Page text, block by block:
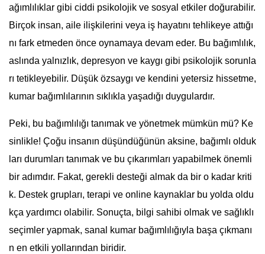
ağımlılıklar gibi ciddi psikolojik ve sosyal etkiler doğurabilir.
Birçok insan, aile ilişkilerini veya iş hayatını tehlikeye attığı
nı fark etmeden önce oynamaya devam eder. Bu bağımlılık,
aslında yalnızlık, depresyon ve kaygı gibi psikolojik sorunla
rı tetikleyebilir. Düşük özsaygı ve kendini yetersiz hissetme,
kumar bağımlılarının sıklıkla yaşadığı duygulardır.
Peki, bu bağımlılığı tanımak ve yönetmek mümkün mü? Ke
sinlikle! Çoğu insanın düşündüğünün aksine, bağımlı olduk
ları durumları tanımak ve bu çıkarımları yapabilmek önemli
bir adımdır. Fakat, gerekli desteği almak da bir o kadar kriti
k. Destek grupları, terapi ve online kaynaklar bu yolda oldu
kça yardımcı olabilir. Sonuçta, bilgi sahibi olmak ve sağlıklı
seçimler yapmak, sanal kumar bağımlılığıyla başa çıkmanı
n en etkili yollarından biridir.